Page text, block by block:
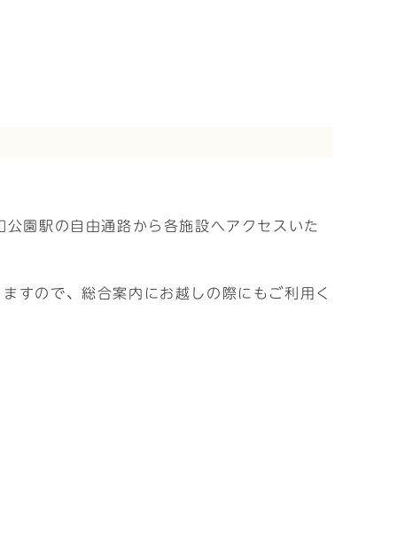
園駅の自由通路から各施設へアクセスいた
すので、総合案内にお越しの際にもご利用く